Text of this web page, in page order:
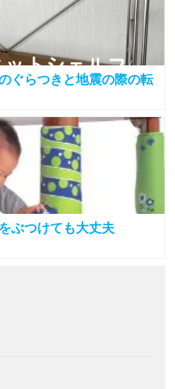
ぐらつきと地震の際の転
ぶつけても大丈夫